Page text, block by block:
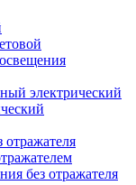
электрический
отражателя
без отражателя